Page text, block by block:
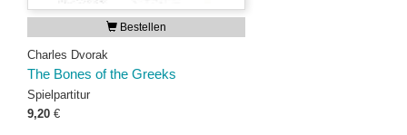
Bestellen
Charles Dvorak
The Bones of the Greeks
Spielpartitur
9,20 €